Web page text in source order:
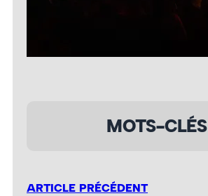
MOTS-CLÉS
ARTICLE PRÉCÉDENT